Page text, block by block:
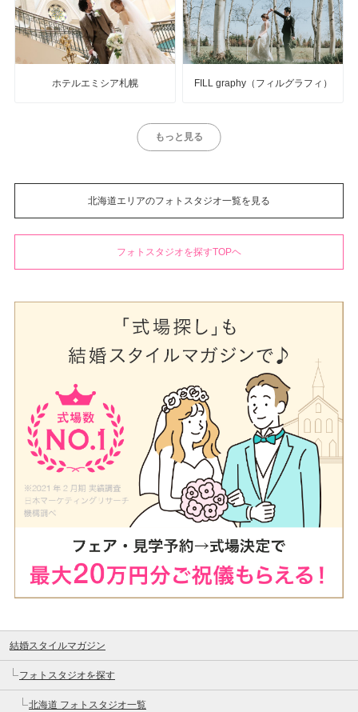
ホテルエミシア札幌 FILL graphy（フィルグラフィ）
もっと見る
北海道エリアのフォトスタジオ一覧を見る
フォトスタジオを探すTOPヘ
結婚スタイルマガジン
フォトスタジオを探す
北海道 フォトスタジオ一覧